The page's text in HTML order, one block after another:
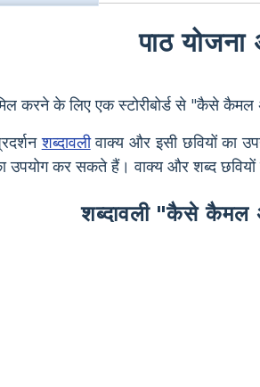
पाठ
करने के लिए एक स्टोरीबोर्ड से "कैसे
शब्दावलीवाक्य और इसी छवियों का
कर सकते हैं। वाक्य और शब्द छवियों
शब्दावली "कैसे